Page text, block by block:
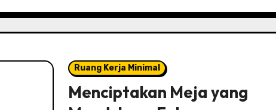
Ruang Kerja Minimal
Menciptakan Meja yang